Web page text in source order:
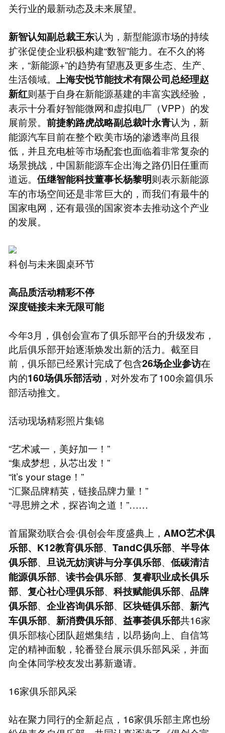
关行业的最新动态及未来展望。
新智认知副总裁王东认为，新型能源市场的持续
扩张促使企业积极构建“数智”能力。在不久的将
来，“新能源+”的趋势有望惠及更多生态、生产、
生活领域。 上海安悦节能技术有限公司总经理赵
新红则基于自身在新能源基建的丰富实践经验，
表示十分看好智能微网和虚拟电厂（VPP）的发
展前景。 前捷豹路虎战略副总裁叶永青认为，新
能源汽车目前在整个欧美市场的渗透率尚且很
低，并且充电桩等市场配套也面临着非常复杂的
场景挑战，中国新能源车企出海之路仍旧任重而
道远。 伍继智能科技董事长杨黎明则表示新能源
车的市场空间还是非常巨大的，而我们有最牛的
国家电网，还有最强的国家资本去推动这个产业
的发展。
科创与未来圆桌环节
高品质活动精彩不停
深度链接未来无限可能
今年3月，俱创会宣布了俱乐部平台的升级发布，
此后俱乐部开始逐渐焕发出新的活力。截至目
前，俱乐部已经累计完成了包含26场企业参访在
内的160场俱乐部活动，对外发布了100余篇俱乐
部活动推文。
活动现场精彩照片集锦
“艺术减一，美好加一！”
“集成梦想，从芯出发！”
“it’s your stage！”
“汇聚品牌精英，链接品牌力量！”
“寻思辨之术，探咨询之道！”……
首届聚劲联合会·俱创会年度盛典上， AMO艺术俱
乐部、 K12教育俱乐部、 TandC俱乐部、 半导体
俱乐部、 旦说无妨演讲与分享俱乐部、 低碳清洁
能源俱乐部、 读书会俱乐部、 复睿职业成长俱乐
部、 复心社心理俱乐部、 科技赋能俱乐部、 品牌
俱乐部、 企业咨询俱乐部、 区块链俱乐部、 新汽
车俱乐部、 新消费俱乐部、 益事荟俱乐部共16家
俱乐部核心团队超燃集结，以昂扬向上、自信笃
定的精神面貌，轮番登台展示俱乐部风采，并面
向全体同学校友发出募新邀请。
16家俱乐部风采
站在聚力同行的全新起点，16家俱乐部主席也纷